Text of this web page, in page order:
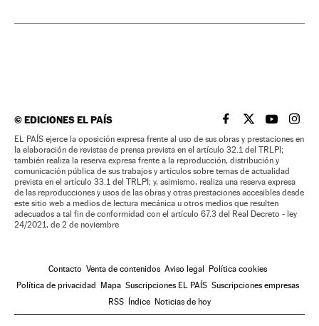
©EDICIONES EL PAÍS EL PAÍS BRASIL EN
EL PAÍSEL PAÍS
EL
EL PAÍS ejerce la oposición expresa frente al uso de sus obras y prestaciones en
la elaboración de revistas de prensa prevista en el artículo 32.1 del TRLPI;
también realiza la reserva expresa frente a la reproducción, distribución y
comunicación pública de sus trabajos y artículos sobre temas de actualidad
prevista en el artículo 33.1 del TRLPI; y, asimismo, realiza una reserva expresa
de las reproducciones y usos de las obras y otras prestaciones accesibles desde
este sitio web a medios de lectura mecánica u otros medios que resulten
adecuados a tal fin de conformidad con el artículo 67.3 del Real Decreto - ley
24/2021, de 2 de noviembre
Contacto Venta de contenidos Aviso legal
Política cookies
Política de privacidad
Mapa Suscripciones EL PAÍS Suscripciones empresas
RSS
Índice Noticias de hoy